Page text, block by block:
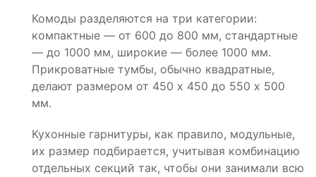
Комоды разделяются на три категории:
компактные — от 600 до 800 мм, стандартные
— до 1000 мм, широкие — более 1000 мм.
Прикроватные тумбы, обычно квадратные,
делают размером от 450 х 450 до 550 х 500
мм.
Кухонные гарнитуры, как правило, модульные,
их размер подбирается, учитывая комбинацию
отдельных секций так, чтобы они занимали всю